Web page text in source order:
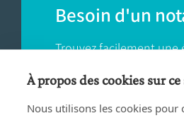
Besoin d'un
Trouvez facilement
près de chez vous.
TROUVER UN NOTAIRE
À propos des cookies sur
Nous utilisons les cookies pour